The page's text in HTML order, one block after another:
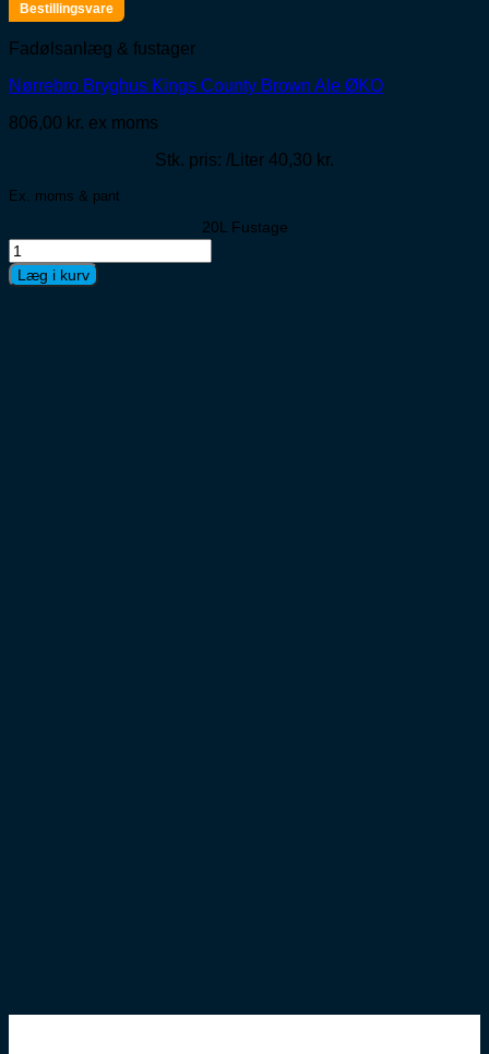
Bestillingsvare
Fadølsanlæg & fustager
Nørrebro Bryghus Kings County Brown Ale ØKO
806,00 kr. ex moms
Stk. pris: /Liter 40,30 kr.
Ex. moms & pant
20L Fustage
Nørrebro
Bryghus
Kings
Læg i kurv